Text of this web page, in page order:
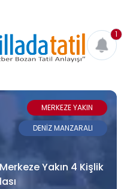
1
Yakın 4 Kişlik
MERKEZE YAKIN
DENİZ MANZARALI